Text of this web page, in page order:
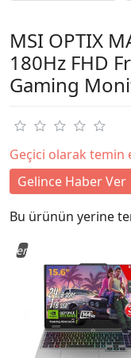
MSI OPTIX
180Hz FHD
Gaming
Geçici olarak temin
Gelince Haber Ver
Bu ürünün yerine
Yeni